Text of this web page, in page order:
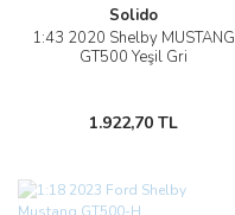
Solido
1:43 2020 Shelby MUSTANG
GT500 Yeşil Gri
1.922,70 TL